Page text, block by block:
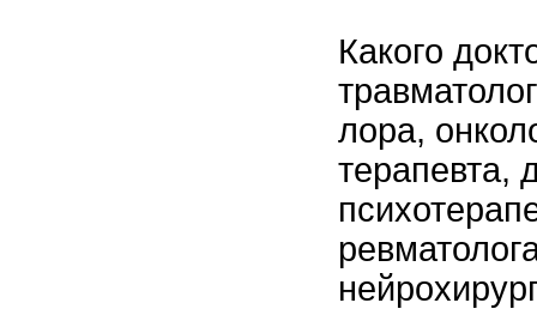
Какого
лора,
терапевта,